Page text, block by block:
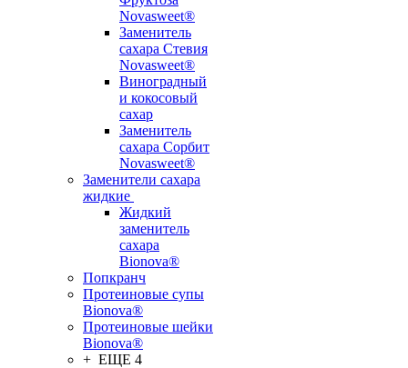
Novasweet®
Заменитель
сахара Стевия
Novasweet®
Виноградный
и кокосовый
сахар
Заменитель
сахара Сорбит
Novasweet®
Заменители сахара
жидкие
Жидкий
заменитель
сахара
Bionova®
Попкранч
Протеиновые супы
Bionova®
Протеиновые шейки
Bionova®
+ ЕЩЕ 4